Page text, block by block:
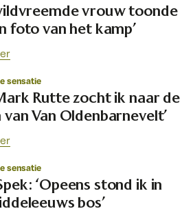
vrouw toonde
foto van het kamp’
sensatie
Rutte zocht ik naar de
Van Oldenbarnevelt’
sensatie
‘Opeens stond ik in
bos’